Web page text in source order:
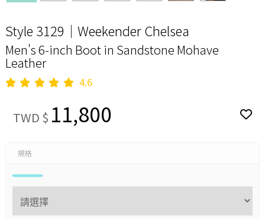
Style 3129｜Weekender Chelsea
Men's 6-inch Boot in Sandstone Mohave
Leather
4.6
TWD $ 11,800
規格